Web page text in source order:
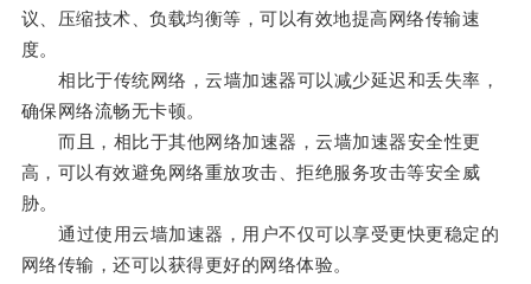
议、压缩技术、负载均衡等，可以有效地提高网络传输速
度。
相比于传统网络，云墙加速器可以减少延迟和丢失率，
确保网络流畅无卡顿。
而且，相比于其他网络加速器，云墙加速器安全性更
高，可以有效避免网络重放攻击、拒绝服务攻击等安全威
胁。
通过使用云墙加速器，用户不仅可以享受更快更稳定的
网络传输，还可以获得更好的网络体验。